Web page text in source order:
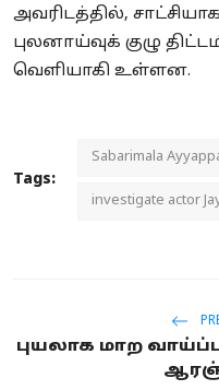
அவரிடத்தில்,
புலனாய்வுக் குழு
வெளியாகி உள்ளன.
Tags:
Sabarimala
investigate actor
புயலாக மாற